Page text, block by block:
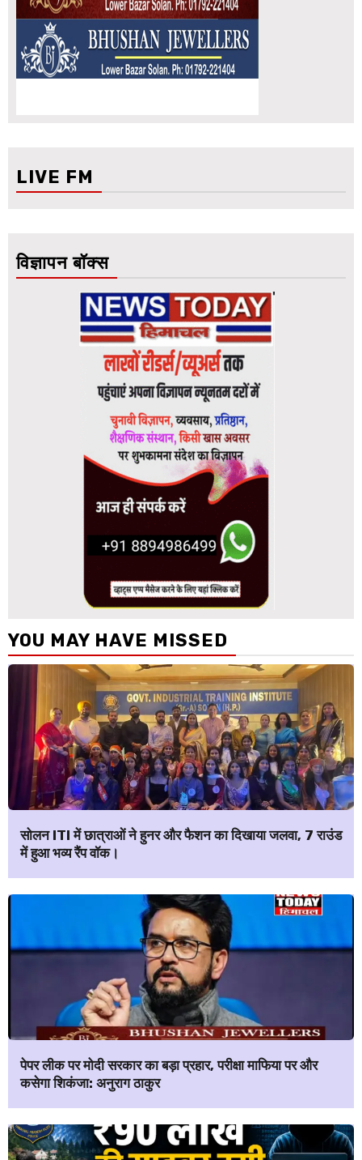
LIVE FM
विज्ञापन बॉक्स
YOU MAY HAVE MISSED
सोलन ITI में छात्राओं ने हुनर और फैशन का दिखाया जलवा, 7 राउंड
में हुआ भव्य रैंप वॉक।
पेपर लीक पर मोदी सरकार का बड़ा प्रहार, परीक्षा माफिया पर और
कसेगा शिकंजा: अनुराग ठाकुर